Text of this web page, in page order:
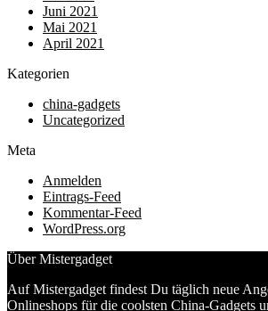
Juni 2021
Mai 2021
April 2021
Kategorien
china-gadgets
Uncategorized
Meta
Anmelden
Eintrags-Feed
Kommentar-Feed
WordPress.org
Über Mistergadget
Auf Mistergadget findest Du täglich neue
Onlineshops für die coolsten China-Gadgets